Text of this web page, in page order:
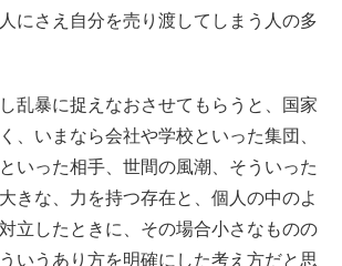
にさえ自分を売り渡してしまう人の多
乱暴に捉えなおさせてもらうと、国家
、いまなら会社や学校といった集団、
いった相手、世間の風潮、そういった
きな、力を持つ存在と、個人の中のよ
立したときに、その場合小さなものの
いうあり方を明確にした考え方だと思